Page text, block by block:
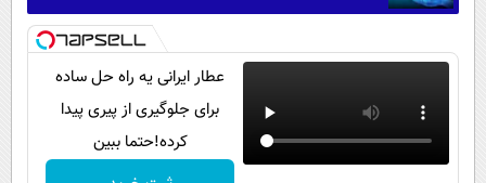
عطار ایرانی یه راه حل ساده
برای جلوگیری از پیری پیدا
کرده!حتما ببین